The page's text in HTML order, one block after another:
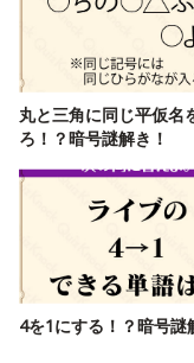
丸と三角に同じ平仮名
ろ！？暗号謎解き！
4を1にする！？暗号謎